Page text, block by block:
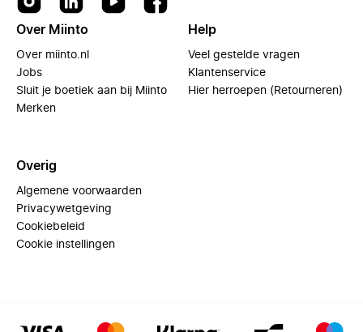
Over Miinto
Over miinto.nl
Jobs
Sluit je boetiek aan bij Miinto
Merken
Help
Veel gestelde vragen
Klantenservice
Hier herroepen (Retourneren)
Overig
Algemene voorwaarden
Privacywetgeving
Cookiebeleid
Cookie instellingen